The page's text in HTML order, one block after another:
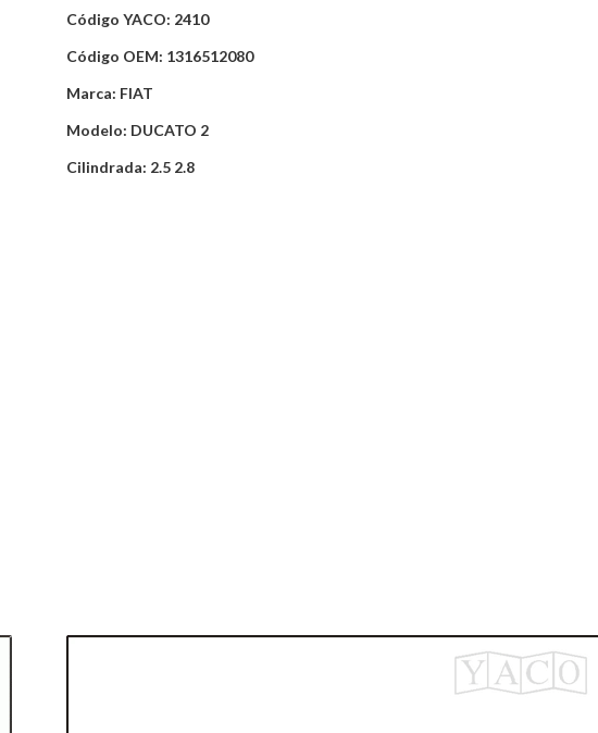
Código YACO: 2410
Código OEM: 1316512080
Marca: FIAT
Modelo: DUCATO 2
Cilindrada: 2.5 2.8